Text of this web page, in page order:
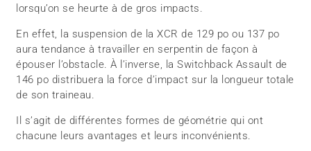
lorsqu’on se heurte à de gros impacts.
En effet, la suspension de la XCR de 129 po ou 137 po
aura tendance à travailler en serpentin de façon à
épouser l’obstacle. À l’inverse, la Switchback Assault de
146 po distribuera la force d’impact sur la longueur totale
de son traineau.
Il s’agit de différentes formes de géométrie qui ont
chacune leurs avantages et leurs inconvénients.